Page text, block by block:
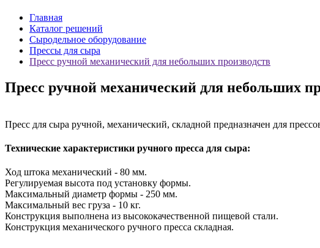
Главная
Каталог решений
Сыродельное оборудование
Прессы для сыра
Пресс ручной механический для небольших производств
Пресс ручной механический для небольших
Пресс для сыра ручной, механический, складной предназначен для
Технические характеристики ручного пресса для сыра:
Ход штока механический - 80 мм.
Регулируемая высота под установку формы.
Максимальный диаметр формы - 250 мм.
Максимальный вес груза - 10 кг.
Конструкция выполнена из высококачественной пищевой стали.
Конструкция механического ручного пресса складная.